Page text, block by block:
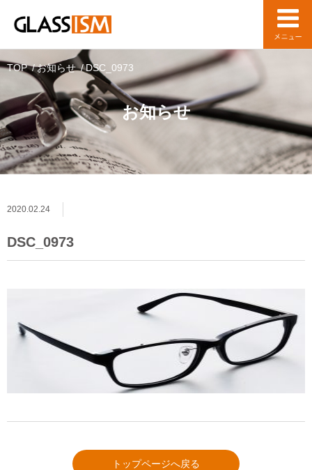
お知らせ
TOP お知らせ DSC_0973
2020.02.24
DSC_0973
トップページへ戻る